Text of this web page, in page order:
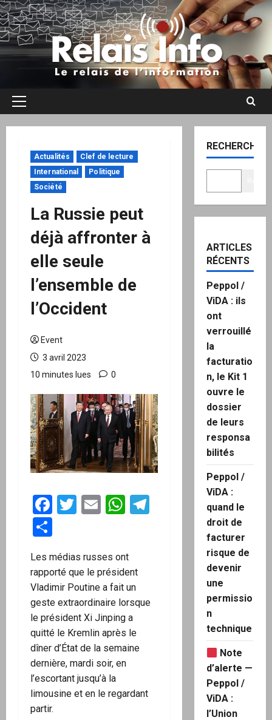
Aller
au
contenu
Menu
Actualités
Clef de lecture
International
Politique
Société
La Russie peut
déjà affronter à
elle seule
l’ensemble de
l’Occident
Event
3 avril 2023
10 minutes lues
0
Facebook
Twitter
EmailWhatsApp
Telegram
Les médias russes ont
rapporté que le président
Vladimir Poutine a fait un
geste extraordinaire lorsque
le président Xi Jinping a
quitté le Kremlin après le
dîner d’État de la semaine
dernière, mardi soir, en
l’escortant jusqu’à la
limousine et en le regardant
partir.
RECHERCHER
ARTICLES
RÉCENTS
Peppol /
ViDA : ils
ont
verrouillé
la
facturatio
n, le Kit 1
ouvre le
dossier
de leurs
responsa
bilités
Peppol /
ViDA :
quand le
droit de
facturer
risque de
devenir
une
permissio
n
technique
Note
d’alerte —
Peppol /
ViDA :
l’Union